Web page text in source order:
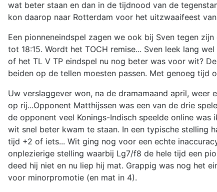
wat beter staan en dan in de tijdnood van de
kon daarop naar Rotterdam voor het uitzwaaifeest
Een pionneneindspel zagen we ook bij Sven tegen
tot 18:15. Wordt het TOCH remise... Sven leek lang
of het TL V TP eindspel nu nog beter was voor wit?
beiden op de tellen moesten passen. Met genoeg tijd
Uw verslaggever won, na de dramamaand april, weer
op rij...Opponent Matthijssen was een van de drie
de opponent veel Konings-Indisch speelde online
wit snel beter kwam te staan. In een typische stelling
tijd +2 of iets... Wit ging nog voor een echte
onplezierige stelling waarbij Lg7/f8 de hele tijd een
deed hij niet en nu liep hij mat. Grappig was nog het
voor minorpromotie (en mat in 4).